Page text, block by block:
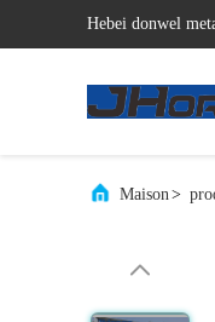
Hebei donwel
Maison>